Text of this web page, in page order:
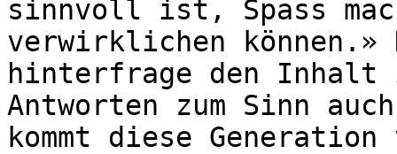
sinnvoll ist, Spass
verwirklichen können.»
hinterfrage den
Antworten zum Sinn
kommt diese